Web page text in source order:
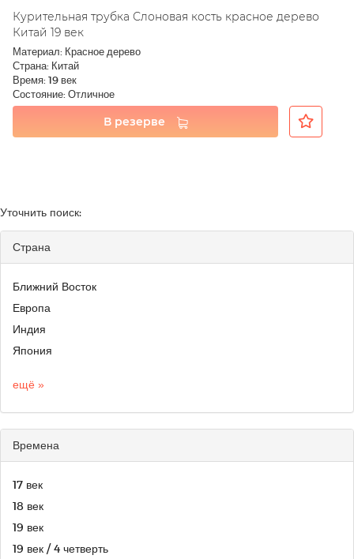
Курительная трубка Слоновая кость красное дерево
Китай 19 век
Материал: Красное дерево
Страна: Китай
Время: 19 век
Состояние: Отличное
В резерве
Уточнить поиск:
Страна
Ближний Восток
Европа
Индия
Япония
ещё »
Времена
17 век
18 век
19 век
19 век / 4 четверть